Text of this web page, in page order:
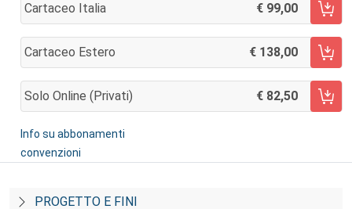
Cartaceo Italia 99,00
AGGIUNGI AL CARRELLO
Cartaceo Estero 138,00
AGGIUNGI AL CARRELLO
Solo Online (privati) 82,50
AGGIUNGI AL CARRELLO
Info su abbonamenti
convenzioni
PROGETTO E FINI